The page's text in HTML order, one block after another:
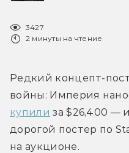
3427
2 минуты на чтение
Редкий концепт-
купили за $26,400 —
дорогой постер по
на аукционе.